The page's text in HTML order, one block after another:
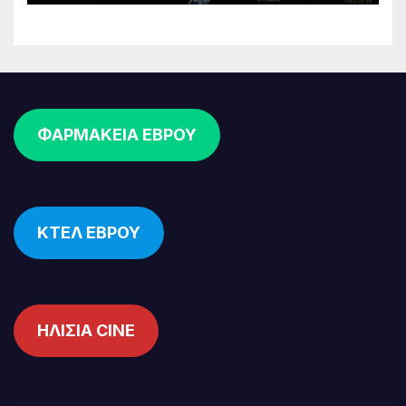
ΦΑΡΜΑΚΕΙΑ ΕΒΡΟΥ
ΚΤΕΛ ΕΒΡΟΥ
ΗΛΙΣΙΑ CINE